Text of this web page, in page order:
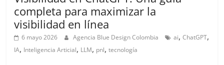
Publicitarios,
Colecciónes,
Marcas,
Insigns,
completa para maximizar la
visibilidad en línea
6 mayo 2026 Agencia Blue Design Colombia ai,ChatGPT,
IA, Inteligencia Articial, LLM, pnl,tecnología